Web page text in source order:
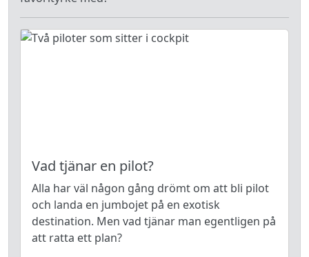
Vad tjänar en pilot?
Alla har väl någon gång drömt om att bli pilot
och landa en jumbojet på en exotisk
destination. Men vad tjänar man egentligen på
att ratta ett plan?